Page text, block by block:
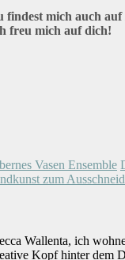
findest mich auch auf
freu mich auf dich!
Vasen Ensemble
zum
Wallenta, ich
Kopf hinter dem